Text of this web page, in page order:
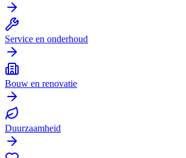
Service en onderhoud
Bouw en renovatie
Duurzaamheid